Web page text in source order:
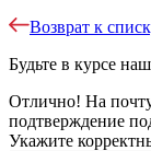
Возврат к
Будьте в курсе
Отлично! На
подтверждение
Укажите